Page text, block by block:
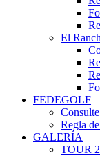
El
FEDEGOLF
Regla
GALERÍA
TOUR